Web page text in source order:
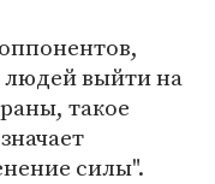
выйти на
такое
силы".